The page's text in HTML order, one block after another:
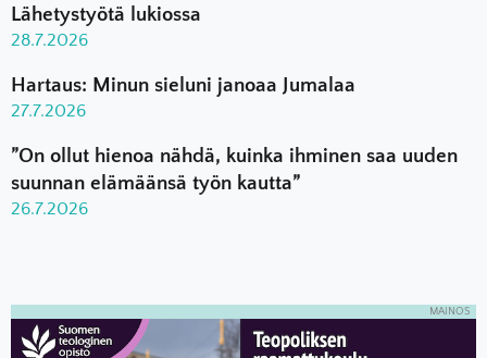
Lähetystyötä lukiossa
28.7.2026
Hartaus: Minun sieluni janoaa Jumalaa
27.7.2026
”On ollut hienoa nähdä, kuinka ihminen saa uuden
suunnan elämäänsä työn kautta”
26.7.2026
MAINOS